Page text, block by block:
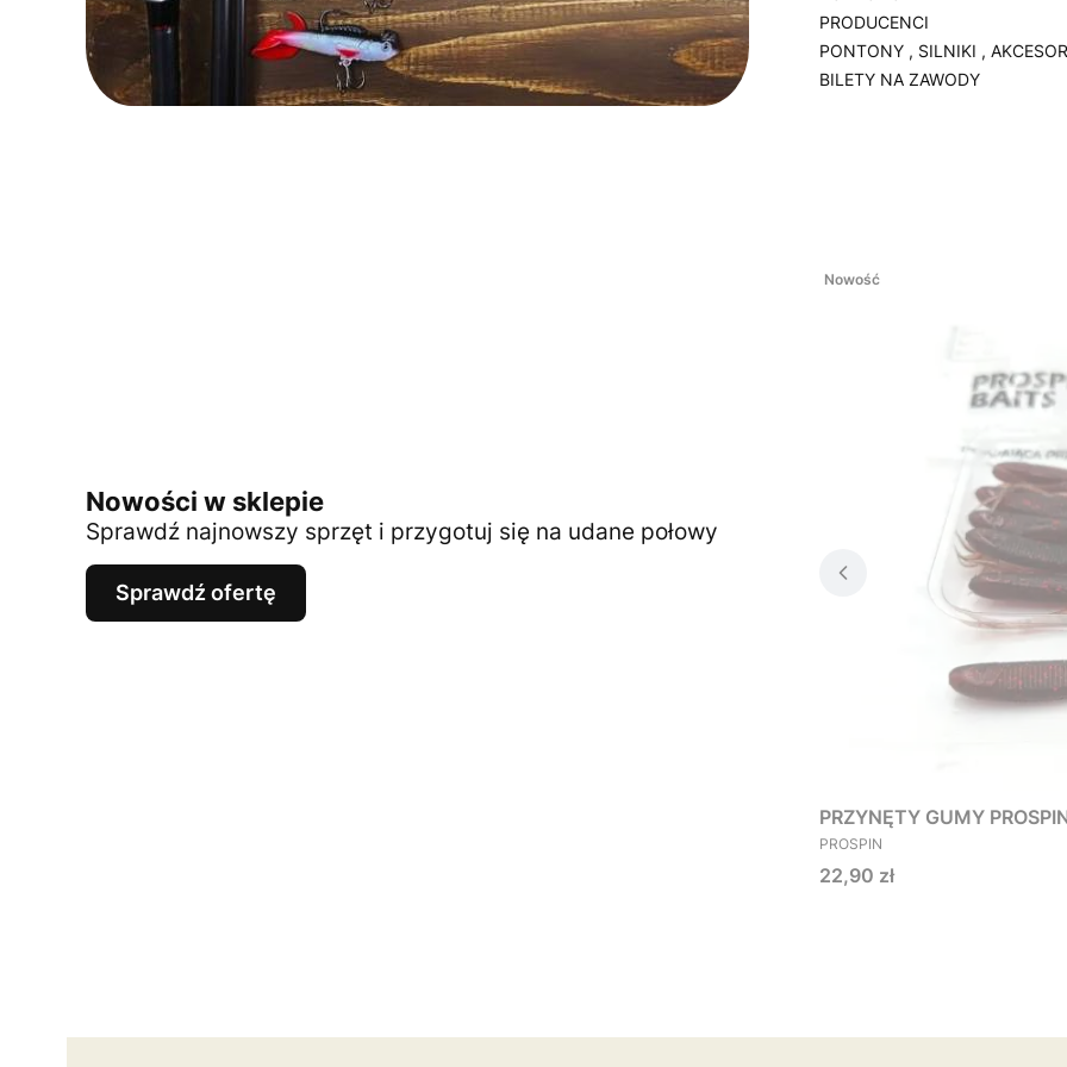
PRODUCENCI
PONTONY , SILNIKI ,
BILETY NA ZAWODY
Nowości w sklepie
Sprawdź najnowszy sprzęt i przygotuj się na udane połowy
Sprawdź ofertę
Nowość
PRZYNĘTY GUMY
PRODUCENT
PROSPIN
Cena
22,90 zł